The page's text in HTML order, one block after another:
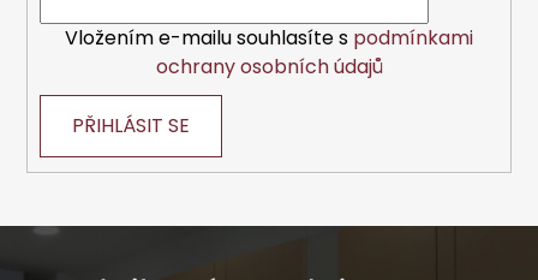
Vložením e-mailu souhlasíte s podmínkami
ochrany osobních údajů
PŘIHLÁSIT SE